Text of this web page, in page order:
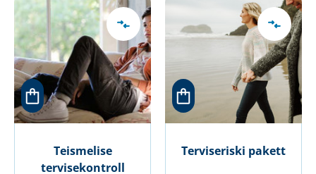
Teismelise
tervisekontroll
Terviseriski pakett